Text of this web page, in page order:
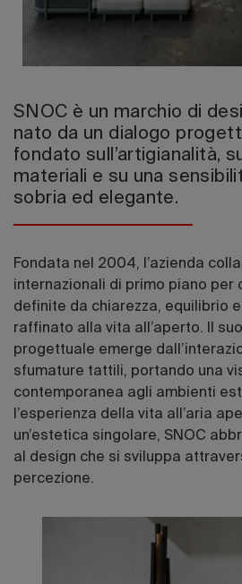
SNOC è un marchio di
nato da un dialogo
fondato sull’artigianalità,
materiali e su una
sobria ed elegante.
Fondata nel 2004, l’azienda
internazionali di primo piano per
definite da chiarezza, equilibrio
raffinato alla vita all’aperto. Il
progettuale emerge
sfumature tattili, portando una
contemporanea agli ambienti
l’esperienza della vita all’aria
un’estetica singolare, SNOC
al design che si sviluppa
percezione.